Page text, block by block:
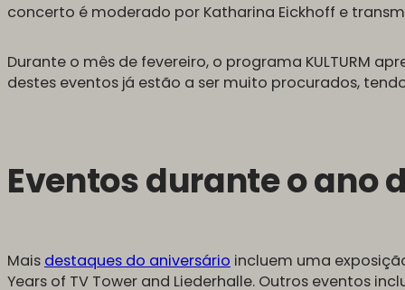
concerto é moderado por Katharina Eickhoff e
Durante o mês de fevereiro, o programa KULTURM
destes eventos já estão a ser muito procurados,
Eventos durante o ano
Mais destaques do aniversário incluem uma
Years of TV Tower and Liederhalle. Outros eventos